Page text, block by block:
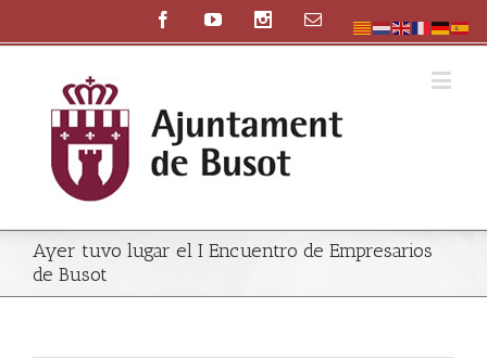
Ayer tuvo lugar el I Encuentro de Empresarios
de Busot